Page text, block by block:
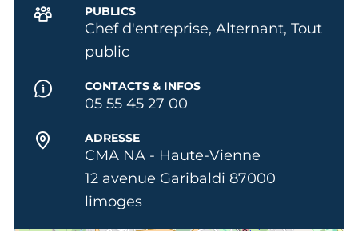
PUBLICS
Chef d'entreprise, Alternant, Tout
public
CONTACTS & INFOS
05 55 45 27 00
ADRESSE
CMA NA - Haute-Vienne
12 avenue Garibaldi 87000
limoges